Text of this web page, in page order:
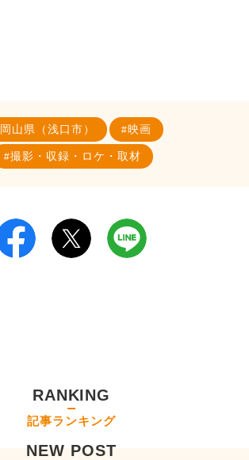
岡山県（浅口市） 映画
撮影・収録・ロケ・取材
RANKING
記事ランキング
NEW POST